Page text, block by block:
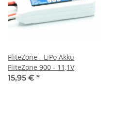
FliteZone - LiPo Akku
FliteZone 900 - 11,1V
15,95 € *